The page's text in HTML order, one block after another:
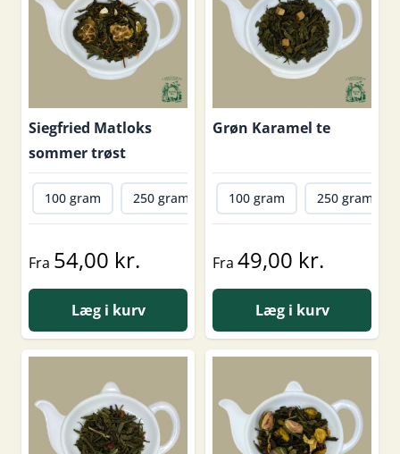
Siegfried Matloks
sommer trøst
100 gram 250 gram 500 gram 1000 gram
Fra 54,00 kr.
Læg i kurv
Grøn Karamel te
100 gram 250 gram
Fra 49,00 kr.
Læg i kurv